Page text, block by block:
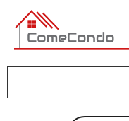
多伦多最新最全